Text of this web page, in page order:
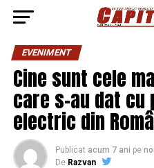
EVENIMENT
Cine sunt cele
care s-au dat cu
electric din
Publicat acum 7 ani pe
De Razvan